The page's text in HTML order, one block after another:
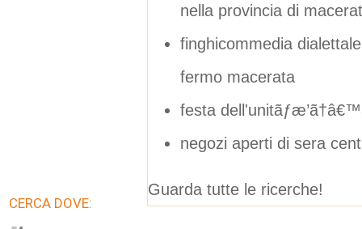
nella provincia di
finghicommedia
fermo macerata
festa
negozi aperti di sera
Guarda tutte le ricerche!
CERCA DOVE: